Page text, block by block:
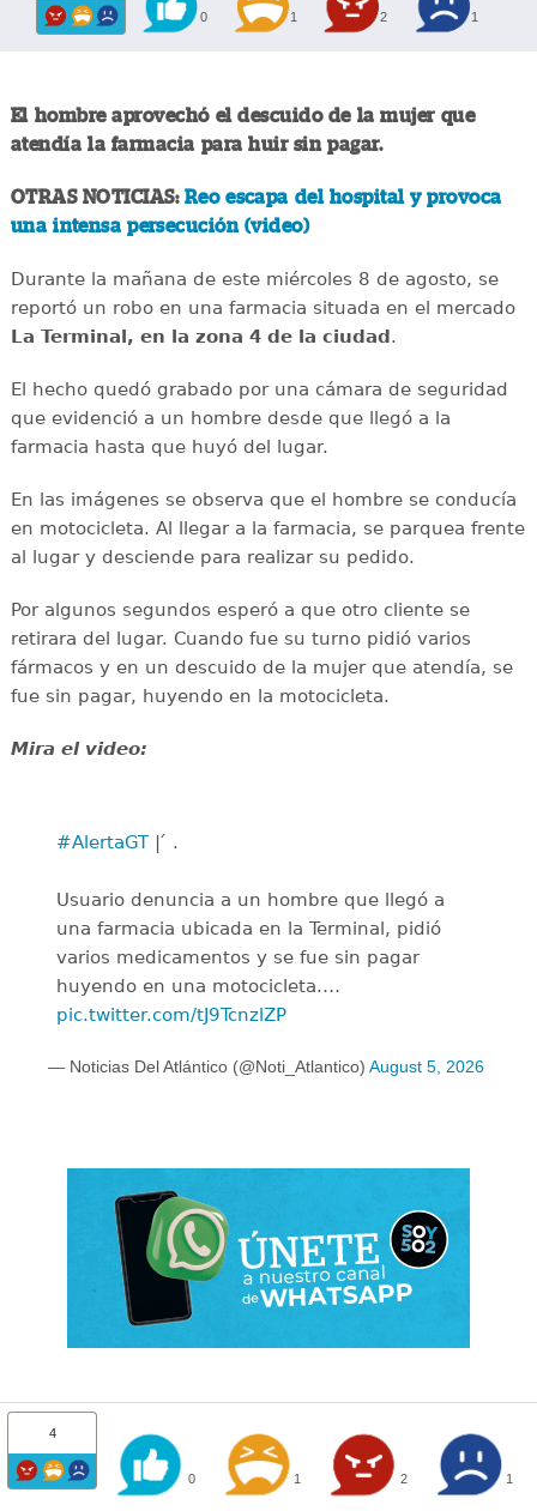
0 1 2 1
El hombre aprovechó el descuido de la mujer que
atendía la farmacia para huir sin pagar.
OTRAS NOTICIAS: Reo escapa del hospital y provoca
una intensa persecución (video)
Durante la mañana de este miércoles 8 de agosto, se
reportó un robo en una farmacia situada en el mercado
La Terminal, en la zona 4 de la ciudad.
El hecho quedó grabado por una cámara de seguridad
que evidenció a un hombre desde que llegó a la
farmacia hasta que huyó del lugar.
En las imágenes se observa que el hombre se conducía
en motocicleta. Al llegar a la farmacia, se parquea frente
al lugar y desciende para realizar su pedido.
Por algunos segundos esperó a que otro cliente se
retirara del lugar. Cuando fue su turno pidió varios
fármacos y en un descuido de la mujer que atendía, se
fue sin pagar, huyendo en la motocicleta.
Mira el video:
#AlertaGT| ́ .
Usuario denuncia a un hombre que llegó a
una farmacia ubicada en la Terminal, pidió
varios medicamentos y se fue sin pagar
huyendo en una motocicleta.…
pic.twitter.com/tJ9TcnzlZP
— Noticias Del Atlántico (@Noti_Atlantico) August 5, 2026
4
0 1 2 1